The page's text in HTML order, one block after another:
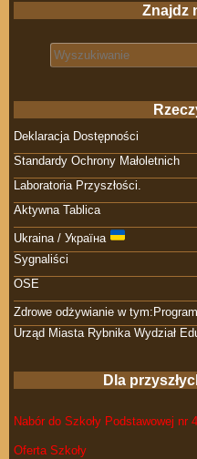
Znajdz
Search for:
Deklaracja Dostępności
Standardy Ochrony Małoletnich
Laboratoria Przyszłości.
Aktywna Tablica
Ukraina / Україна
Sygnaliści
OSE
Zdrowe odżywianie w
Urząd Miasta Rybnika Wydział
Dla
Nabór do Szkoły Podstawowej nr 4
Oferta Szkoły